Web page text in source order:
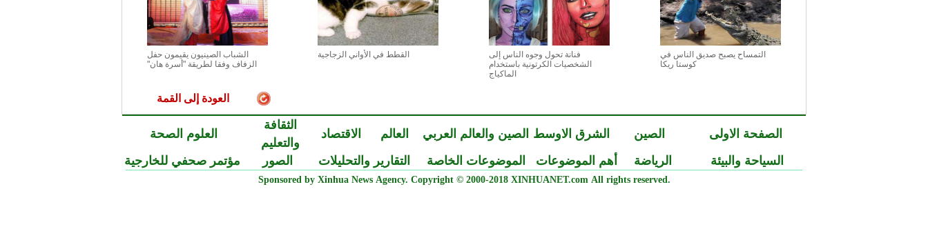
التمساح يصبح صديق الناس في
كوستا ريكا
فنانة تحول وجوه الناس إلى
الشخصيات الكرتونية باستخدام
الماكياج
القطط في الأواني الزجاجية
الشباب الصينيون يقيمون حفل
الزفاف وفقا لطريقة "أسرة هان"
العودة إلى القمة
الصفحة الاولى الصين الشرق الاوسط الصين والعالم العربي العالم الاقتصاد
الثقافة
والتعليم
العلوم الصحة
السياحة والبيئة
الرياضة أهم الموضوعات الموضوعات الخاصة التقارير والتحليلات الصور مؤتمر صحفي للخارجية
Sponsored by Xinhua News Agency. Copyright © 2000-2018 XINHUANET.com All rights reserved.